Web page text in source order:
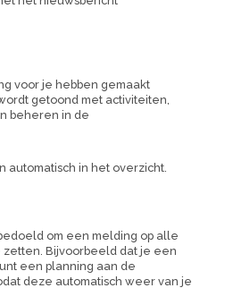
voor je hebben gemaakt
getoond met activiteiten,
beheren in de
automatisch in het overzicht.
om een melding op alle
zetten. Bijvoorbeeld dat je een
een planning aan de
deze automatisch weer van je